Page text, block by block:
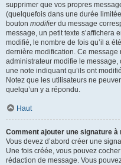
supprimer que vos propres
(quelquefois dans une durée
bouton modifierdu message
message, un petit texte s’affichera
modifié, le nombre de fois qu’il a
dernière modification. Ce message
administrateur modifie le
une note indiquant qu’ils ont
Notez que les utilisateurs ne
quelqu’un y a répondu.
Haut
Comment ajouter une signature à
Vous devez d’abord créer une
Une fois créée, vous pouvez
rédaction de message. Vous